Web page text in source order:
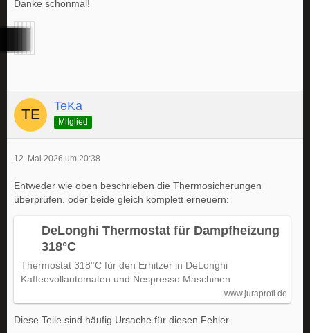
Danke schonmal!
TeKa
Mitglied
12. Mai 2026 um 20:38
Entweder wie oben beschrieben die Thermosicherungen
überprüfen, oder beide gleich komplett erneuern:
DeLonghi Thermostat für Dampfheizung
318°C
Thermostat 318°C für den Erhitzer in DeLonghi
Kaffeevollautomaten und Nespresso Maschinen
www.juraprofi.de
Diese Teile sind häufig Ursache für diesen Fehler.